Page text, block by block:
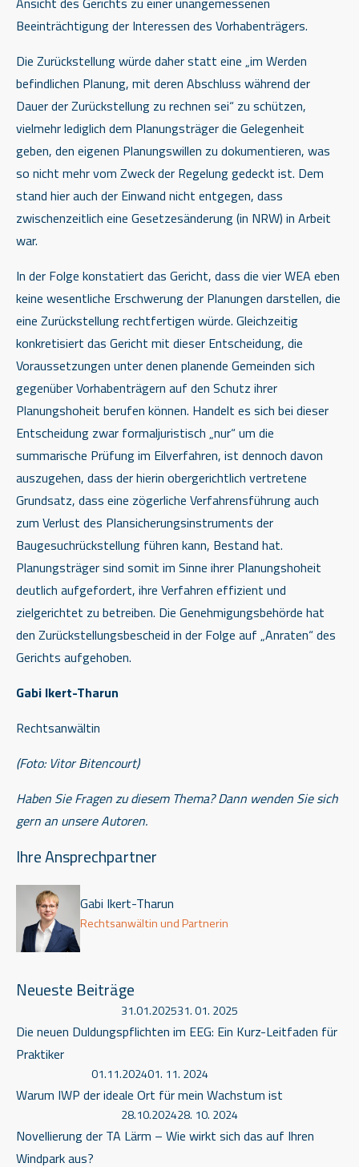
Beeinträchtigung der Interessen des Vorhabenträgers.
Die Zurückstellung würde daher statt eine „im Werden
befindlichen Planung, mit deren Abschluss während der
Dauer der Zurückstellung zu rechnen sei“ zu schützen,
vielmehr lediglich dem Planungsträger die Gelegenheit
geben, den eigenen Planungswillen zu dokumentieren, was
so nicht mehr vom Zweck der Regelung gedeckt ist. Dem
stand hier auch der Einwand nicht entgegen, dass
zwischenzeitlich eine Gesetzesänderung (in NRW) in Arbeit
war.
In der Folge konstatiert das Gericht, dass die vier WEA eben
keine wesentliche Erschwerung der Planungen darstellen, die
eine Zurückstellung rechtfertigen würde. Gleichzeitig
konkretisiert das Gericht mit dieser Entscheidung, die
Voraussetzungen unter denen planende Gemeinden sich
gegenüber Vorhabenträgern auf den Schutz ihrer
Planungshoheit berufen können. Handelt es sich bei dieser
Entscheidung zwar formaljuristisch „nur“ um die
summarische Prüfung im Eilverfahren, ist dennoch davon
auszugehen, dass der hierin obergerichtlich vertretene
Grundsatz, dass eine zögerliche Verfahrensführung auch
zum Verlust des Plansicherungsinstruments der
Baugesuchrückstellung führen kann, Bestand hat.
Planungsträger sind somit im Sinne ihrer Planungshoheit
deutlich aufgefordert, ihre Verfahren effizient und
zielgerichtet zu betreiben. Die Genehmigungsbehörde hat
den Zurückstellungsbescheid in der Folge auf „Anraten“ des
Gerichts aufgehoben.
Gabi Ikert-Tharun
Rechtsanwältin
(Foto: Vitor Bitencourt)
Haben Sie Fragen zu diesem Thema? Dann wenden Sie sich
gern an unsere Autoren.
Ihre Ansprechpartner
Gabi Ikert-Tharun
Rechtsanwältin und Partnerin
Neueste Beiträge
31.01.202531. 01. 2025
Die neuen Duldungspflichten im EEG: Ein Kurz-Leitfaden für
Praktiker
01.11.202401. 11. 2024
Warum IWP der ideale Ort für mein Wachstum ist
28.10.202428. 10. 2024
Novellierung der TA Lärm – Wie wirkt sich das auf Ihren
Windpark aus?